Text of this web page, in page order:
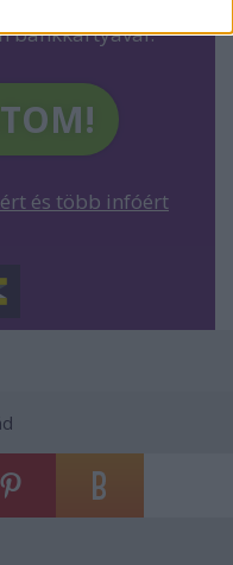
bankkártyával:
és több infóért